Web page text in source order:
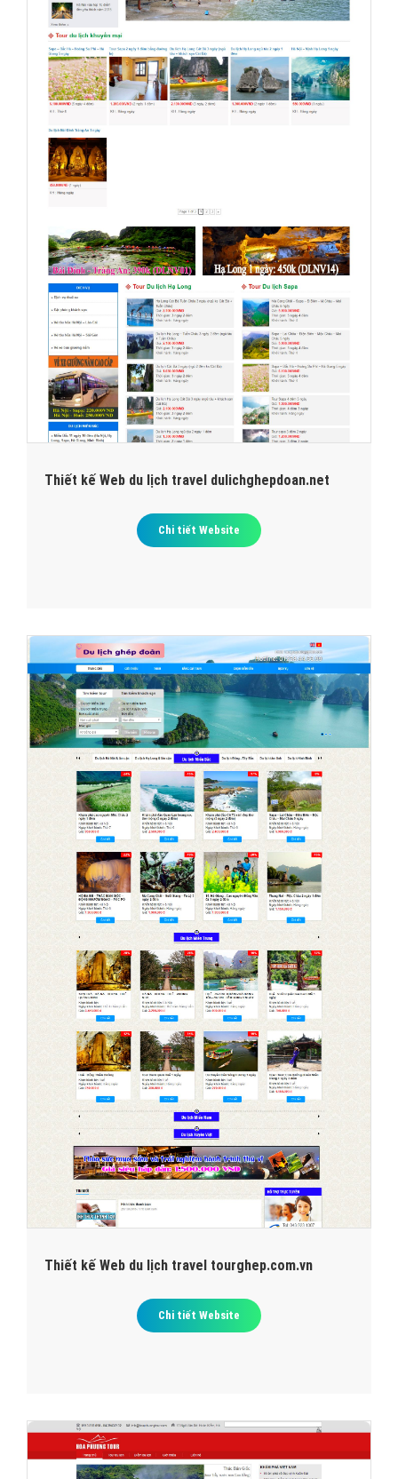
Thiết kế Web du lịch travel dulichghepdoan.net
Chi tiết Website
Thiết kế Web du lịch travel tourghep.com.vn
Chi tiết Website